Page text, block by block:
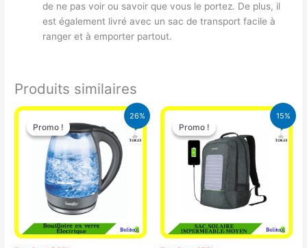
de ne pas voir ou savoir que vous le portez. De plus, il
est également livré avec un sac de transport facile à
ranger et à emporter partout.
Produits similaires
26%
Promo !
Promo !
Le
prix
initial
16.900 CFA.
Le
prix
actuel
est :
12.500 CFA.
15%
Promo !
Promo !
Le
prix
initial
était :
29.500 CFA.
Le
prix
actuel